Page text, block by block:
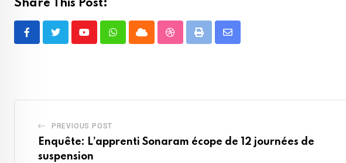
Share This Post:
YoutubeWhatsappCloud StumbleUpon
Print
Share
PREVIOUS POST
Enquête: L’apprenti Sonaram écope de 12 journées de
suspension